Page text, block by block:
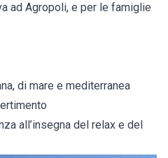
ad Agropoli, e per le famiglie
di mare e mediterranea
all’insegna del relax e del